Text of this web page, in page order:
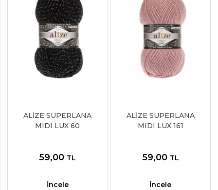
ALİZE SUPERLANA
MIDI LUX 60
59,00 TL
İncele
ALİZE SUPERLANA
MIDI LUX 161
59,00 TL
İncele